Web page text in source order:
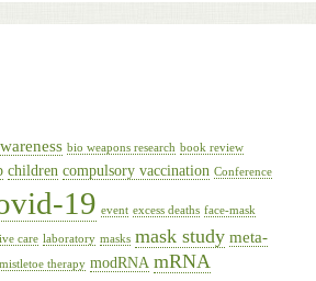
bio weapons research book review
children compulsory vaccination Conference
19 event excess deaths face-mask
care laboratory masks mask study meta-
mistletoe therapy modRNA mRNA